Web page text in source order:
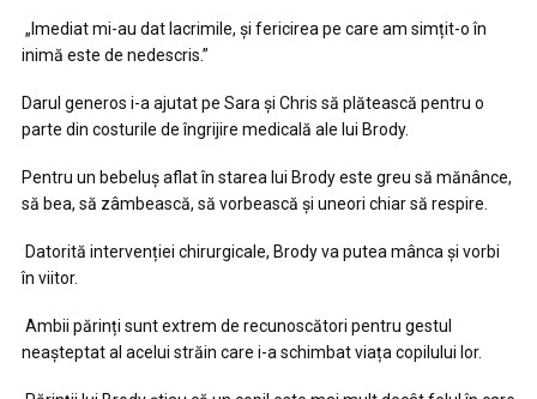
„Imediat mi-au dat lacrimile, și fericirea pe care am simțit-o în
inimă este de nedescris.”
Darul generos i-a ajutat pe Sara și Chris să plătească pentru o
parte din costurile de îngrijire medicală ale lui Brody.
Pentru un bebeluș aflat în starea lui Brody este greu să mănânce,
să bea, să zâmbească, să vorbească și uneori chiar să respire.
Datorită intervenției chirurgicale, Brody va putea mânca și vorbi
în viitor.
Ambii părinți sunt extrem de recunoscători pentru gestul
neașteptat al acelui străin care i-a schimbat viața copilului lor.